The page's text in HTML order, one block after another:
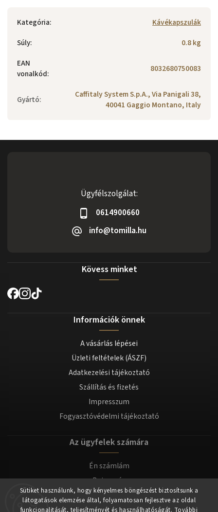
Sütiket használunk, hogy kényelmes böngészést biztosítsunk a
látogatások elemzése által, folyamatosan fejlesztve az oldal
funkcionalitását, teljesítményét és használhatóságát. További
Kategória:
Kávékapszulák
Súly:
0.8 kg
EAN
vonalkód: 8032680750083
Gyártó:
Caffitaly System S.p.A., Via Panigali 38,
40041 Gaggio Montano, Italy
Ügyfélszolgálat:
0614900660
info@tomilla.hu
Kövess minket
Információk önnek
A vásárlás lépései
Üzleti feltételek (ÁSZF)
Adatkezelési tájékoztató
Szállítás és fizetés
Impresszum
Fogyasztóvédelmi tájékoztató
Az ügyfelek számára
Én számlám
Bejegyzés
Bejelentkezés